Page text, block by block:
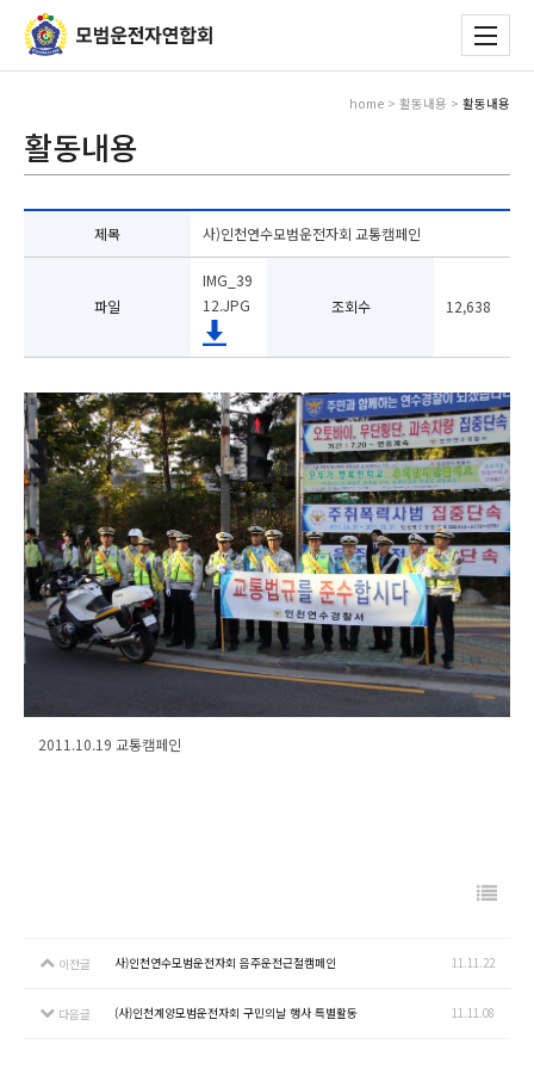
활동내용
home > 활동내용 > 활동내용
제목 사)인천연수모범운전자회 교통캠페인
파일
IMG_39
12.JPG
조회수 12,638
2011.10.19 교통캠페인
이전글 사)인천연수모범운전자회 음주운전근절캠페인 11.11.22
다음글 (사)인천계양모범운전자회 구민의날 행사 특별활동 11.11.08